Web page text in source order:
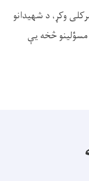
وکړ، د شهیدانو
مسؤلینو څخه یې